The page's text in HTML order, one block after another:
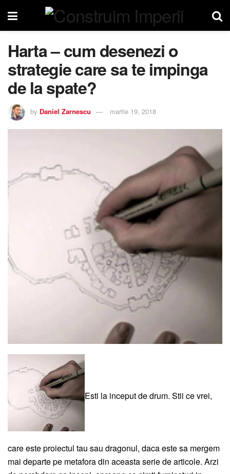
Harta – cum desenezi o
strategie care sa te impinga
de la spate?
by Daniel Zarnescu martie 19, 2018
Esti la inceput de drum. Stii ce vrei,
care este proiectul tau sau dragonul, daca este sa mergem
mai departe pe metafora din aceasta serie de articole. Arzi